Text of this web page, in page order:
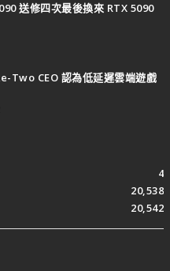
送修四次最後換來 RTX 5090
Two CEO 認為低延遲雲端遊戲
4
20,538
20,542